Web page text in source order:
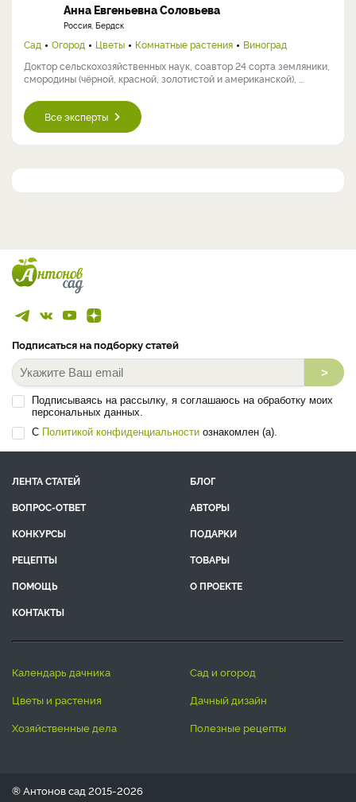
Анна Евгеньевна Соловьева
Россия, Бердск
Сад Огород Цветы Комнатные растения
Виноград
Доктор сельскохозяйственных наук, соавтор 24 сорта земляники,
смородины (чёрной, красной, золотистой и американской), ...
Все эксперты
Подписаться на подборку статей
>
Подписываясь на рассылку, я соглашаюсь на обработку моих
персональных данных.
С Политикой конфиденциальности ознакомлен (а).
ЛЕНТА СТАТЕЙ
БЛОГ
ВОПРОС-ОТВЕТ
АВТОРЫ
КОНКУРСЫ
ПОДАРКИ
РЕЦЕПТЫ
ТОВАРЫ
ПОМОЩЬ
О ПРОЕКТЕ
КОНТАКТЫ
календарь дачника
сад и огород
цветы и растения
дачный дизайн
хозяйственные дела
полезные рецепты
® Антонов сад 2015-2026